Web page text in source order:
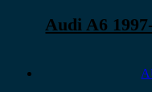
Audi A6